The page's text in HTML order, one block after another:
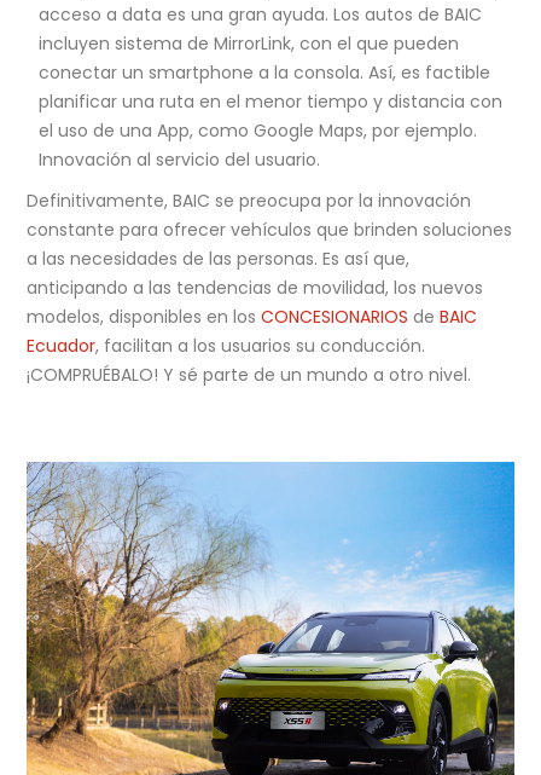
acceso a data es una gran ayuda. Los autos de BAIC
incluyen sistema de MirrorLink, con el que pueden
conectar un smartphone a la consola. Así, es factible
planificar una ruta en el menor tiempo y distancia con
el uso de una App, como Google Maps, por ejemplo.
Innovación al servicio del usuario.
Definitivamente, BAIC se preocupa por la innovación
constante para ofrecer vehículos que brinden soluciones
a las necesidades de las personas. Es así que,
anticipando a las tendencias de movilidad, los nuevos
modelos, disponibles en losCONCESIONARIOS deBAIC
Ecuador, facilitan a los usuarios su conducción.
¡COMPRUÉBALO! Y sé parte de un mundo a otro nivel.